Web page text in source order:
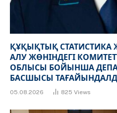
ҚҰҚЫҚТЫҚ СТАТИСТИКА
АЛУ ЖӨНІНДЕГІ
ОБЛЫСЫ БОЙЫНША
БАСШЫСЫ
05.08.2026 825 Views